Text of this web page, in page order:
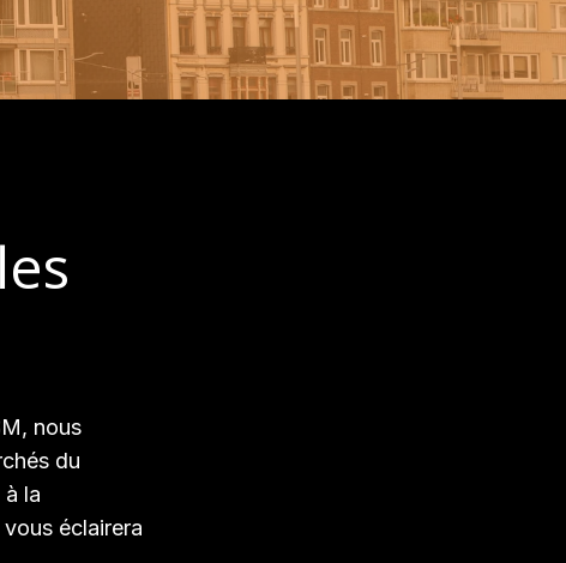
nous
du
la
éclairera